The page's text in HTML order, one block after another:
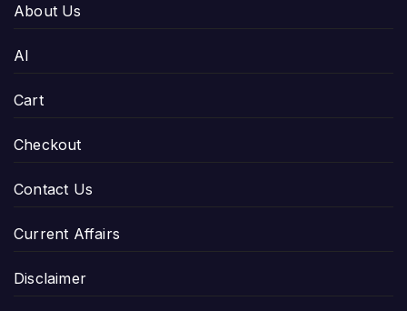
About Us
AI
Cart
Checkout
Contact Us
Current Affairs
Disclaimer